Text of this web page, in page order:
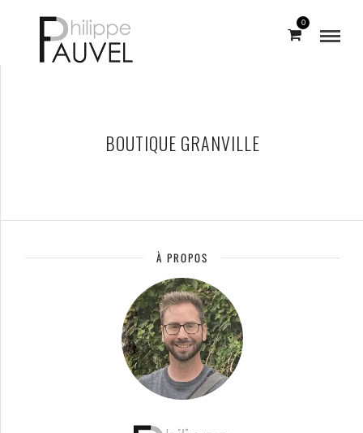
0
BOUTIQUE GRANVILLE
À PROPOS